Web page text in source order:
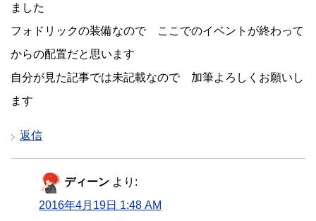
ました
フォドリックの装備なので ここでのイベントが終わって
からの配置だと思います
自分が見た記事では未記載なので 加筆よろしくお願いし
ます
返信
ディーン より:
2016年4月19日 1:48 AM